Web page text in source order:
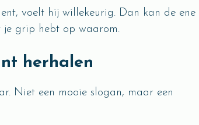
voelt hij willekeurig. Dan kan de ene
je grip hebt op waarom.
herhalen
Niet een mooie slogan, maar een